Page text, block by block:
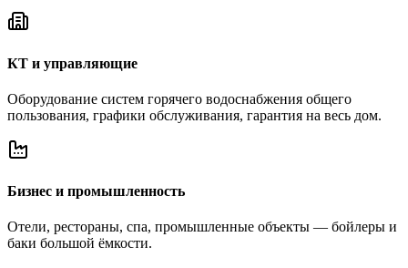
КТ и управляющие
Оборудование систем горячего водоснабжения общего
пользования, графики обслуживания, гарантия на весь дом.
Бизнес и промышленность
Отели, рестораны, спа, промышленные объекты — бойлеры и
баки большой ёмкости.